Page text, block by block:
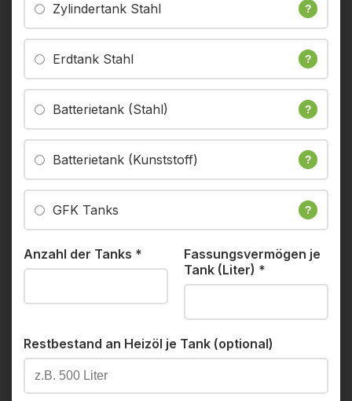
Zylindertank Stahl ?
Erdtank Stahl ?
Batterietank (Stahl) ?
Batterietank (Kunststoff) ?
GFK Tanks ?
Anzahl der Tanks *
Fassungsvermögen je
Tank (Liter) *
Restbestand an Heizöl je Tank (optional)